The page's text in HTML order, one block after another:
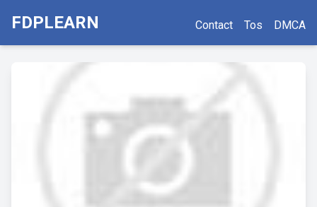
FDPLEARN Contact Tos DMCA